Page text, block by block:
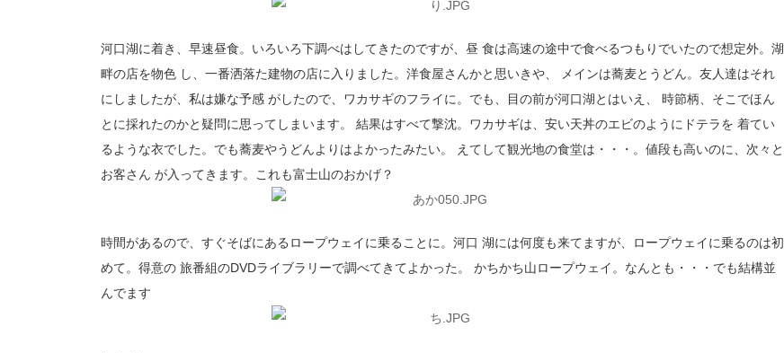
河口湖に着き、早速昼食。いろいろ下調べはしてきたのですが、昼 食は高速の途中で食べるつもりでいたので想定外。湖
畔の店を物色 し、一番洒落た建物の店に入りました。洋食屋さんかと思いきや、 メインは蕎麦とうどん。友人達はそれ
にしましたが、私は嫌な予感 がしたので、ワカサギのフライに。でも、目の前が河口湖とはいえ、 時節柄、そこでほん
とに採れたのかと疑問に思ってしまいます。 結果はすべて撃沈。ワカサギは、安い天丼のエビのようにドテラを 着てい
るような衣でした。でも蕎麦やうどんよりはよかったみたい。 えてして観光地の食堂は・・・。値段も高いのに、次々と
お客さん が入ってきます。これも富士山のおかげ？
時間があるので、すぐそばにあるロープウェイに乗ることに。河口 湖には何度も来てますが、ロープウェイに乗るのは初
めて。得意の 旅番組のDVDライブラリーで調べてきてよかった。 かちかち山ロープウェイ。なんとも・・・でも結構並
んでます